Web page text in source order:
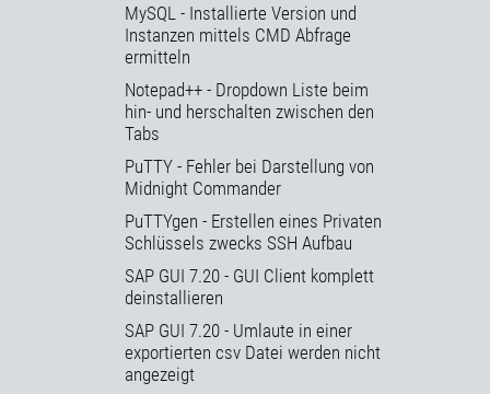
MySQL - Installierte Version und
Instanzen mittels CMD Abfrage
ermitteln
Notepad++ - Dropdown Liste beim
hin- und herschalten zwischen den
Tabs
PuTTY - Fehler bei Darstellung von
Midnight Commander
PuTTYgen - Erstellen eines Privaten
Schlüssels zwecks SSH Aufbau
SAP GUI 7.20 - GUI Client komplett
deinstallieren
SAP GUI 7.20 - Umlaute in einer
exportierten csv Datei werden nicht
angezeigt